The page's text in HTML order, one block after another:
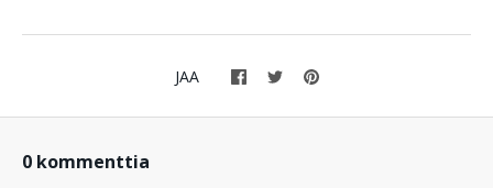
JAA
0 kommenttia